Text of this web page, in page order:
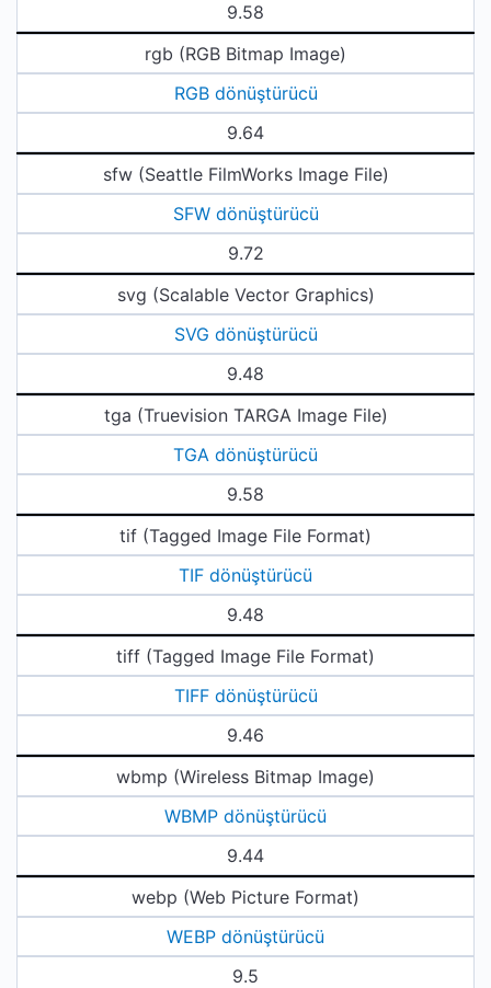
9.58
rgb (RGB Bitmap Image)
RGB dönüştürücü
9.64
sfw (Seattle FilmWorks Image File)
SFW dönüştürücü
9.72
svg (Scalable Vector Graphics)
SVG dönüştürücü
9.48
tga (Truevision TARGA Image File)
TGA dönüştürücü
9.58
tif (Tagged Image File Format)
TIF dönüştürücü
9.48
tiff (Tagged Image File Format)
TIFF dönüştürücü
9.46
wbmp (Wireless Bitmap Image)
WBMP dönüştürücü
9.44
webp (Web Picture Format)
WEBP dönüştürücü
9.5